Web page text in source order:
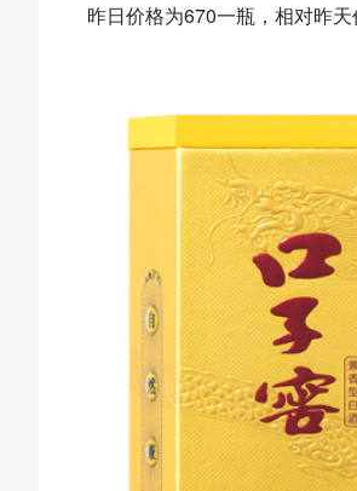
昨日价格为670一瓶，相对昨